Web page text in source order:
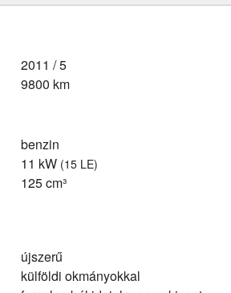
2011 / 5
9800 km
benzin
11 kW (15 LE)
125 cm³
újszerű
külföldi okmányokkal